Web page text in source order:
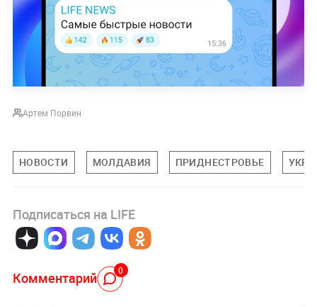
Артем Порвин
НОВОСТИ МОЛДАВИЯ ПРИДНЕСТРОВЬЕ
Подписаться на LIFE
Комментарий 0